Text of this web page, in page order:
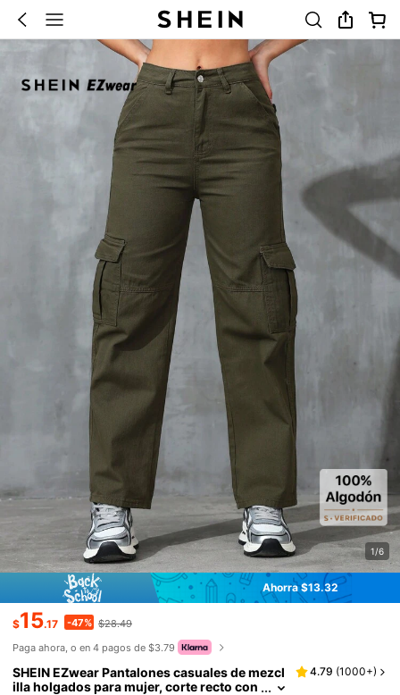
1/6
Ahorra $13.32
$15.17 -47% $28.49
Paga ahora, o en 4 pagos de $3.79
SHEIN EZwear Pantalones casuales de mezcl
illa holgados para mujer, corte recto con
4.79 (1000+)